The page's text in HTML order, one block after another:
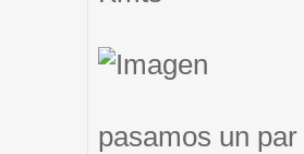
pasamos un